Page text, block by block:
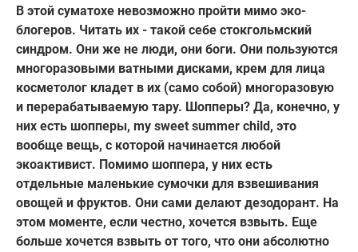
В этой суматохе невозможно пройти мимо эко-
блогеров. Читать их - такой себе стокгольмский
синдром. Они же не люди, они боги. Они пользуются
многоразовыми ватными дисками, крем для лица
косметолог кладет в их (само собой) многоразовую
и перерабатываемую тару. Шопперы? Да, конечно, у
них есть шопперы, my sweet summer child, это
вообще вещь, с которой начинается любой
экоактивист. Помимо шоппера, у них есть
отдельные маленькие сумочки для взвешивания
овощей и фруктов. Они сами делают дезодорант. На
этом моменте, если честно, хочется взвыть. Еще
больше хочется взвыть от того, что они абсолютно